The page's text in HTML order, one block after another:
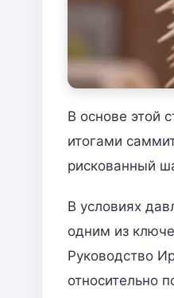
В основе этой
итогами
рискованный
В условиях
одним из
Руководство
относительно